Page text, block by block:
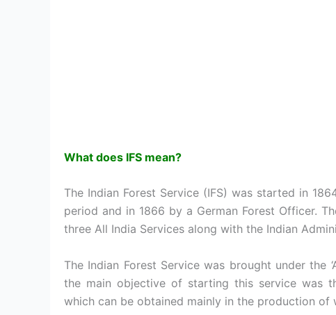
What does IFS mean?
The Indian Forest Service (IFS) was started in
period and in 1866 by a German Forest Officer.
three All India Services along with the Indian
The Indian Forest Service was brought under the
the main objective of starting this service was
which can be obtained mainly in the production of